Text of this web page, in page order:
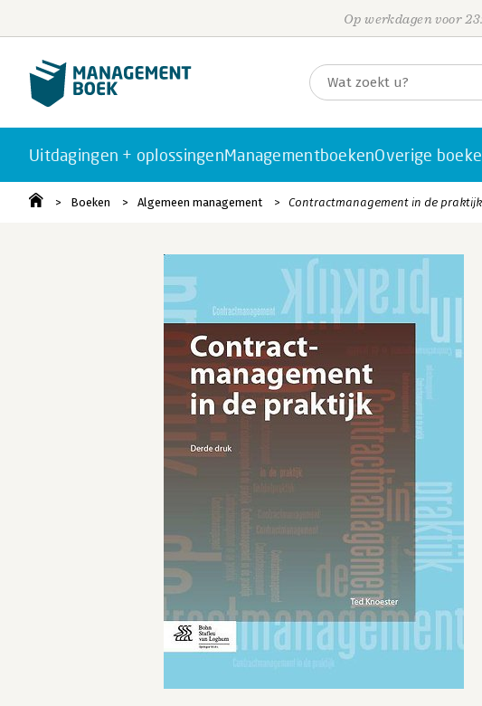
Op werkdagen voor
Uitdagingen + oplossingenManagementboekenOverige
Boeken Algemeen management Contractmanagement in de praktijk